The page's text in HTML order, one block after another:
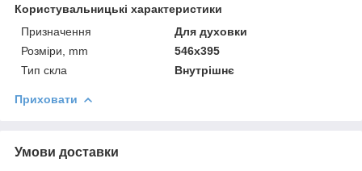
Користувальницькі характеристики
Призначення
Для духовки
Розміри, mm
546x395
Тип скла
Внутрішнє
Приховати
Умови доставки